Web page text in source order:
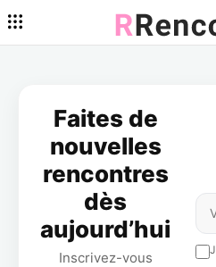
Faites de
nouvelles
rencontres
dès
aujourd’hui
Inscrivez-vous